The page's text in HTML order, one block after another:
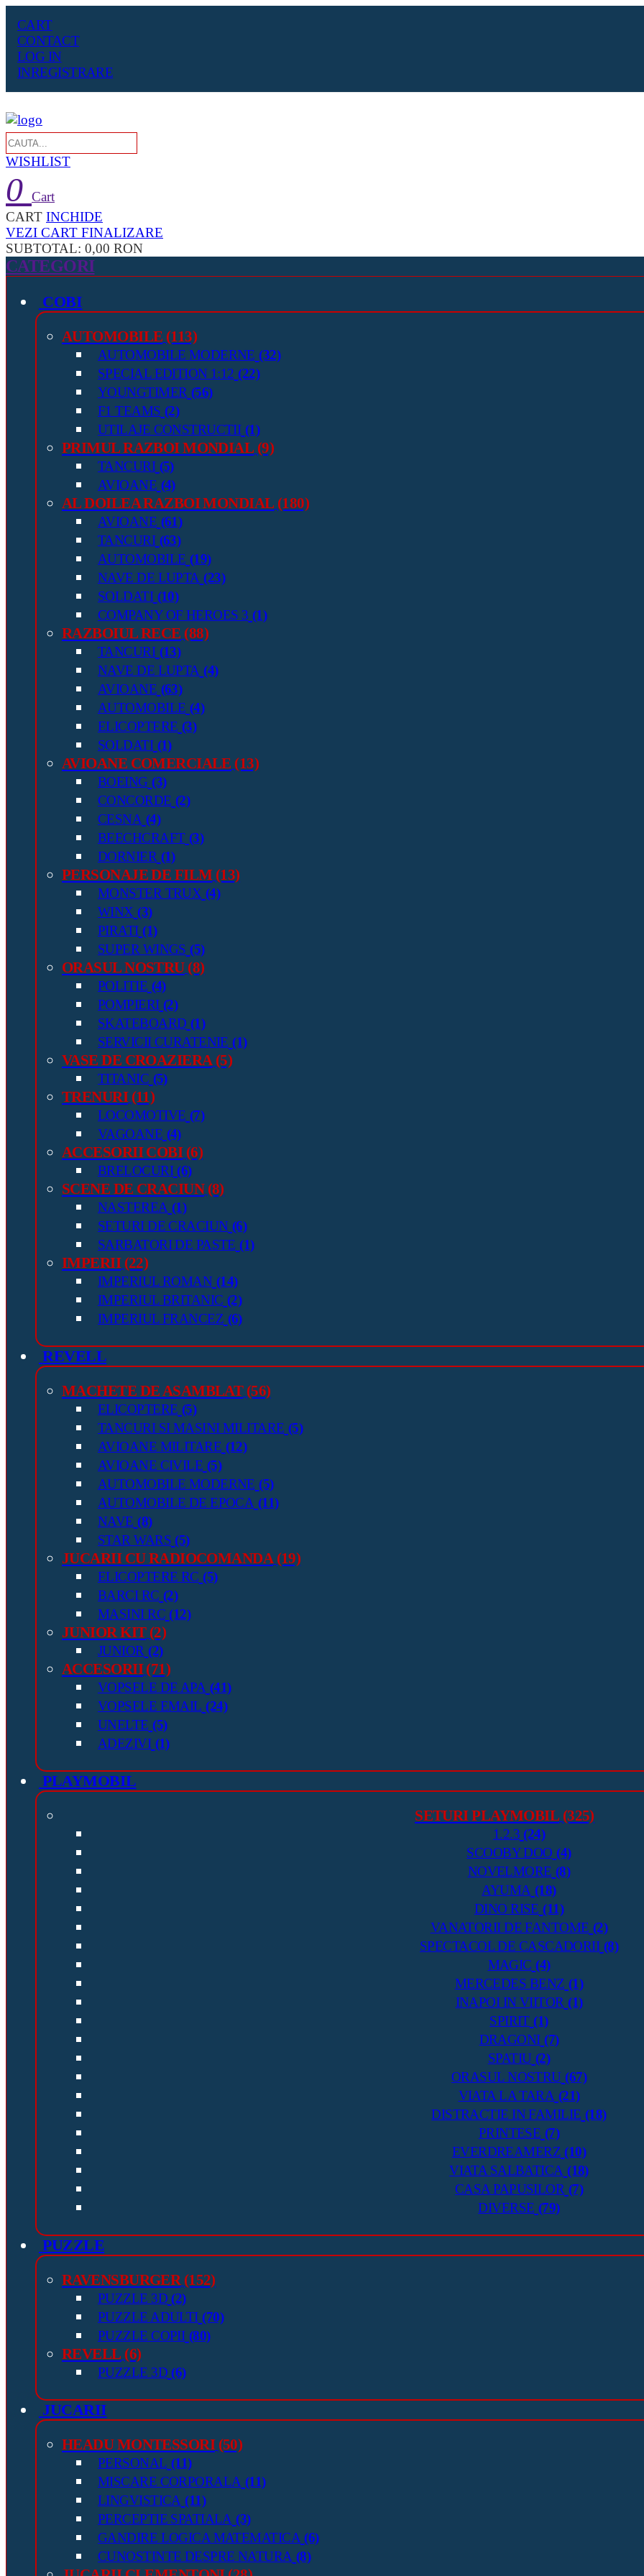
CART
CONTACT
LOG IN
INREGISTRARE
WISHLIST
0 Cart
CART INCHIDE
VEZI CART FINALIZARE
SUBTOTAL: 0,00 RON
CATEGORI
COBI
AUTOMOBILE (113)
AUTOMOBILE MODERNE (32)
SPECIAL EDITION 1:12 (22)
YOUNGTIMER (56)
F1 TEAMS (2)
UTILAJE CONSTRUCTII (1)
PRIMUL RAZBOI MONDIAL (9)
TANCURI (5)
AVIOANE (4)
AL DOILEA RAZBOI MONDIAL (180)
AVIOANE (61)
TANCURI (63)
AUTOMOBILE (19)
NAVE DE LUPTA (23)
SOLDATI (10)
COMPANY OF HEROES 3 (1)
RAZBOIUL RECE (88)
TANCURI (13)
NAVE DE LUPTA (4)
AVIOANE (63)
AUTOMOBILE (4)
ELICOPTERE (3)
SOLDATI (1)
AVIOANE COMERCIALE (13)
BOEING (3)
CONCORDE (2)
CESNA (4)
BEECHCRAFT (3)
DORNIER (1)
PERSONAJE DE FILM (13)
MONSTER TRUX (4)
WINX (3)
PIRATI (1)
SUPER WINGS (5)
ORASUL NOSTRU (8)
POLITIE (4)
POMPIERI (2)
SKATEBOARD (1)
SERVICII CURATENIE (1)
VASE DE CROAZIERA (5)
TITANIC (5)
TRENURI (11)
LOCOMOTIVE (7)
VAGOANE (4)
ACCESORII COBI (6)
BRELOCURI (6)
SCENE DE CRACIUN (8)
NASTEREA (1)
SETURI DE CRACIUN (6)
SARBATORI DE PASTE (1)
IMPERII (22)
IMPERIUL ROMAN (14)
IMPERIUL BRITANIC (2)
IMPERIUL FRANCEZ (6)
REVELL
MACHETE DE ASAMBLAT (56)
ELICOPTERE (5)
TANCURI SI MASINI MILITARE (5)
AVIOANE MILITARE (12)
AVIOANE CIVILE (5)
AUTOMOBILE MODERNE (5)
AUTOMOBILE DE EPOCA (11)
NAVE (8)
STAR WARS (5)
JUCARII CU RADIOCOMANDA (19)
ELICOPTERE RC (5)
BARCI RC (2)
MASINI RC (12)
JUNIOR KIT (2)
JUNIOR (2)
ACCESORII (71)
VOPSELE DE APA (41)
VOPSELE EMAIL (24)
UNELTE (5)
ADEZIVI (1)
PLAYMOBIL
SETURI PLAYMOBIL (325)
1.2.3 (24)
SCOOBY DOO (4)
NOVELMORE (8)
AYUMA (18)
DINO RISE (11)
VANATORII DE FANTOME (2)
SPECTACOL DE CASCADORII (8)
MAGIC (4)
MERCEDES BENZ (1)
INAPOI IN VIITOR (1)
SPIRIT (1)
DRAGONI (7)
SPATIU (2)
ORASUL NOSTRU (67)
VIATA LA TARA (21)
DISTRACTIE IN FAMILIE (18)
PRINTESE (7)
EVERDREAMERZ (10)
VIATA SALBATICA (18)
CASA PAPUSILOR (7)
DIVERSE (79)
PUZZLE
RAVENSBURGER (152)
PUZZLE 3D (2)
PUZZLE ADULTI (70)
PUZZLE COPII (80)
REVELL (6)
PUZZLE 3D (6)
JUCARII
HEADU MONTESSORI (50)
PERSONAL (11)
MISCARE CORPORALA (11)
LINGVISTICA (11)
PERCEPTIE SPATIALA (3)
GANDIRE LOGICA MATEMATICA (6)
CUNOSTINTE DESPRE NATURA (8)